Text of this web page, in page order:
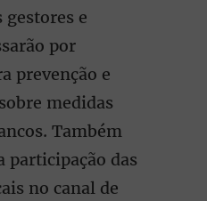
gestores e
por
prevenção e
medidas
Também
participação das
no canal de